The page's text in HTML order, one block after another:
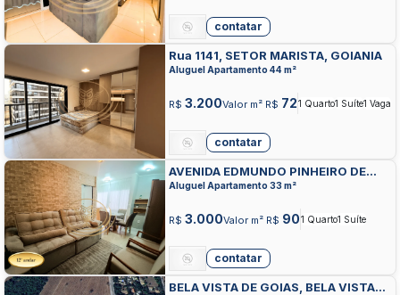
contatar
Rua 1141, SETOR MARISTA, GOIANIA
Aluguel Apartamento 44 m²
R$ 3.200Valor m² R$ 721 Quarto1 Suíte1 Vaga
contatar
AVENIDA EDMUNDO PINHEIRO DE
ABREU, SETOR BELA VISTA, GOIANIA
Aluguel Apartamento 33 m²
R$ 3.000Valor m² R$ 901 Quarto1 Suíte
contatar
BELA VISTA DE GOIAS, BELA VISTA